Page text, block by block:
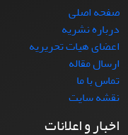
صفحه اصلی
درباره نشریه
اعضای هیات تحریریه
ارسال مقاله
تماس با ما
نقشه سایت
اخبار و اعلانات